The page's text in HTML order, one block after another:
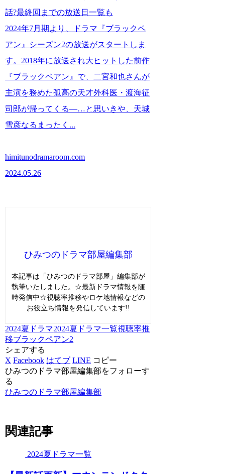
話?最終回までの放送日一覧も
2024年7月期より、ドラマ『ブラックペ
アン』シーズン2の放送がスタートしま
す。2018年に放送され大ヒットした前作
『ブラックペアン』で、二宮和也さんが
主演を務めた孤高の天才外科医・渡海征
司郎が帰ってくる―…と思いきや、天城
雪彦なるまったく...
himitunodramaroom.com
2024.05.26
ひみつのドラマ部屋編集部
本記事は「ひみつのドラマ部屋」編集部が
執筆いたしました。☆最新ドラマ情報を随
時発信中☆視聴率推移やロケ地情報などの
お役立ち情報を発信しています!!
2024夏ドラマ2024夏ドラマ一覧視聴率推
移ブラックペアン2
シェアする
X Facebook はてブ LINE コピー
ひみつのドラマ部屋編集部をフォローす
る
ひみつのドラマ部屋編集部
関連記事
2024夏ドラマ一覧